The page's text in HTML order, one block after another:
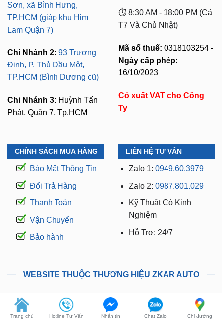
Sơn, xã Bình Hưng,
TP.HCM (giáp khu Him
Lam Quận 7)
Chi Nhánh 2: 93 Trương
Định, P. Thủ Dầu Một,
TP.HCM (Bình Dương cũ)
Chi Nhánh 3: Huỳnh Tấn
Phát, Quận 7, Tp.HCM
⏱️ 8:30 AM - 18:00 PM (Cả
T7 Và Chủ Nhật)
Mã số thuế: 0318103254 -
Ngày cấp phép:
16/10/2023
Có xuất VAT cho Công
Ty
CHÍNH SÁCH MUA HÀNG
Bảo Mật Thông Tin
Đổi Trả Hàng
Thanh Toán
Vận Chuyển
Bảo hành
LIÊN HỆ TƯ VẤN
Zalo 1: 0949.60.3979
Zalo 2: 0987.801.029
Kỹ Thuật Có Kinh
Nghiệm
Hỗ Trợ: 24/7
WEBSITE THUỘC THƯƠNG HIỆU ZKAR AUTO
manhinhandroidoto.com.vn camerahanhtrinhoto.com.vn dodenoto.vn
Trang chủ Hotline Tư Vấn Nhắn tin Chat Zalo Chỉ đường